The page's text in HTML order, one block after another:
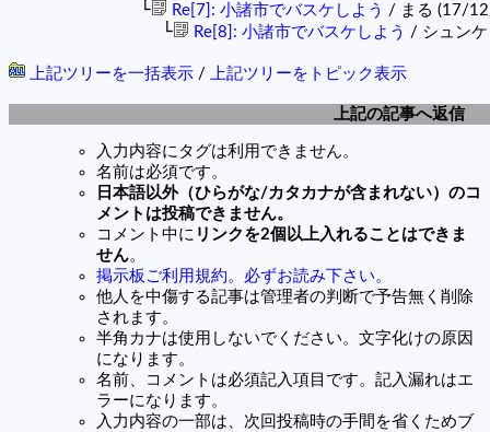
└ Re[7]: 小諸市でバスケしよう / まる (17/
└ Re[8]: 小諸市でバスケしよう / シュン
上記ツリーを一括表示 / 上記ツリーをトピック表示
上記の記事へ返信
入力内容にタグは利用できません。
名前は必須です。
日本語以外（ひらがな/カタカナが含まれない）のコ
メントは投稿できません。
コメント中に リンクを2個以上入れることはできま
せん。
掲示板ご利用規約。必ずお読み下さい。
他人を中傷する記事は管理者の判断で予告無く削除
されます。
半角カナは使用しないでください。文字化けの原因
になります。
名前、コメントは必須記入項目です。記入漏れはエ
ラーになります。
入力内容の一部は、次回投稿時の手間を省くためブ